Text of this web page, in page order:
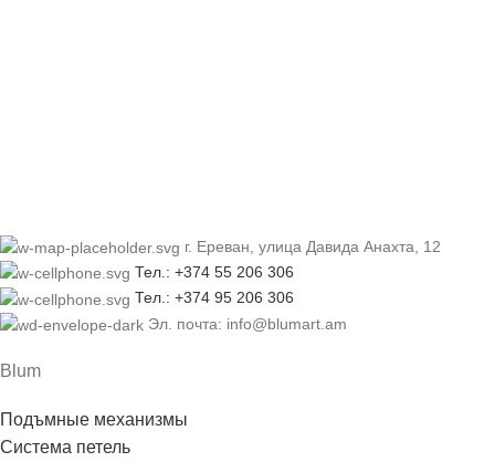
г. Ереван, улица Давида Анахта, 12
Тел.: +374 55 206 306
Тел.: +374 95 206 306
Эл. почта: info@blumart.am
Blum
Подъмные механизмы
Система петель